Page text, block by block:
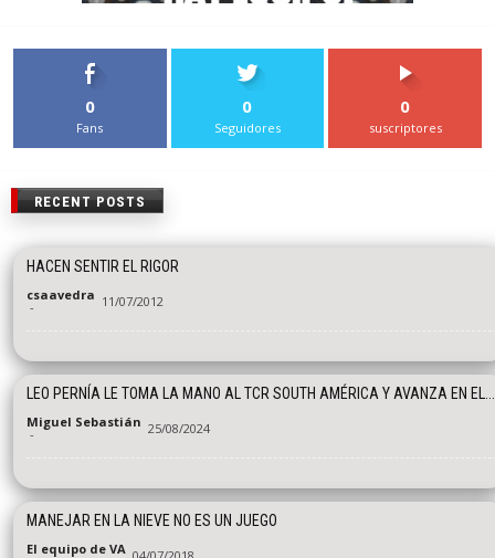
0
Fans
0
Seguidores
0
suscriptores
RECENT POSTS
HACEN SENTIR EL RIGOR
csaavedra
- 11/07/2012
LEO PERNÍA LE TOMA LA MANO AL TCR SOUTH AMÉRICA Y AVANZA EN EL...
Miguel Sebastián
- 25/08/2024
MANEJAR EN LA NIEVE NO ES UN JUEGO
El equipo de VA